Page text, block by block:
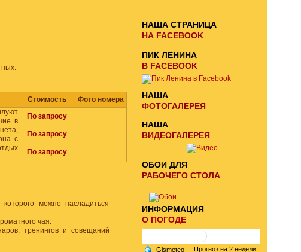
Стоимость
Фото номера
в
с
По запросу
По запросу
По запросу
можно насладиться
чая.
тренингов и совещаний
НАША СТРАНИЦА
НА FACEBOOK
ПИК ЛЕНИНА
В FACEBOOK
НАША
ФОТОГАЛЕРЕЯ
НАША
ВИДЕОГАЛЕРЕЯ
ОБОИ ДЛЯ
РАБОЧЕГО СТОЛА
ИНФОРМАЦИЯ
О ПОГОДЕ